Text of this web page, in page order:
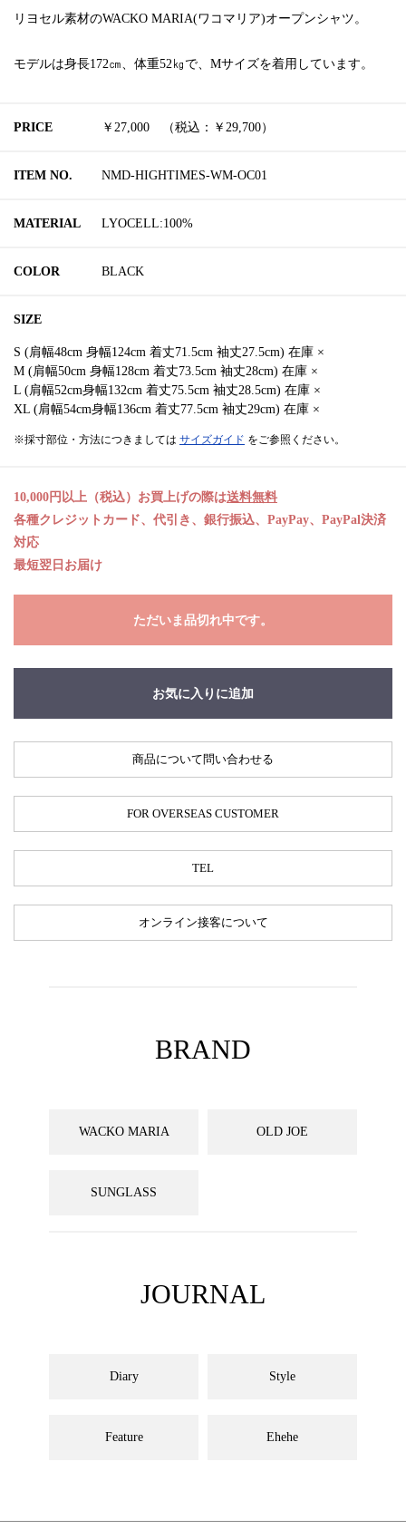
リヨセル素材のWACKO MARIA(ワコマリア)オープンシャツ。
モデルは身長172㎝、体重52㎏で、Mサイズを着用しています。
PRICE ￥27,000 （税込：￥29,700）
ITEM NO. NMD-HIGHTIMES-WM-OC01
MATERIAL LYOCELL:100%
COLOR BLACK
SIZE
S (肩幅48cm 身幅124cm 着丈71.5cm 袖丈27.5cm) 在庫 ×
M (肩幅50cm 身幅128cm 着丈73.5cm 袖丈28cm) 在庫 ×
L (肩幅52cm身幅132cm 着丈75.5cm 袖丈28.5cm) 在庫 ×
XL (肩幅54cm身幅136cm 着丈77.5cm 袖丈29cm) 在庫 ×
※採寸部位・方法につきましては サイズガイド をご参照ください。
10,000円以上（税込）お買上げの際は送料無料
各種クレジットカード、代引き、銀行振込、PayPay、PayPal決済
対応
最短翌日お届け
ただいま品切れ中です。
お気に入りに追加
商品について問い合わせる
FOR OVERSEAS CUSTOMER
TEL
オンライン接客について
BRAND
WACKO MARIA OLD JOE
SUNGLASS
JOURNAL
Diary Style
Feature Ehehe